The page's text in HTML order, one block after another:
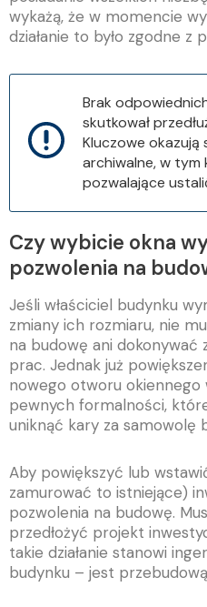
wykażą, że w momencie
działanie to było zgodne z
Brak
skutkował
Kluczowe
archiwalne, w tym
pozwalające
Czy wybicie okna
pozwolenia na
Jeśli właściciel budynku
zmiany ich rozmiaru, nie
na budowę ani dokonywać
prac. Jednak już
nowego otworu okiennego
pewnych formalności,
uniknąć kary za samowolę
Aby powiększyć lub
zamurować to istniejące)
pozwolenia na budowę.
przedłożyć projekt
takie działanie stanowi
budynku – jest